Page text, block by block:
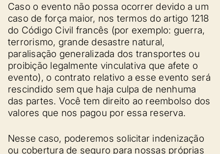
Caso o evento não possa ocorrer devido a um
caso de força maior, nos termos do artigo 1218
do Código Civil francês (por exemplo: guerra,
terrorismo, grande desastre natural,
paralisação generalizada dos transportes ou
proibição legalmente vinculativa que afete o
evento), o contrato relativo a esse evento será
rescindido sem que haja culpa de nenhuma
das partes. Você tem direito ao reembolso dos
valores que nos pagou por essa reserva.
Nesse caso, poderemos solicitar indenização
ou cobertura de seguro para nossas próprias